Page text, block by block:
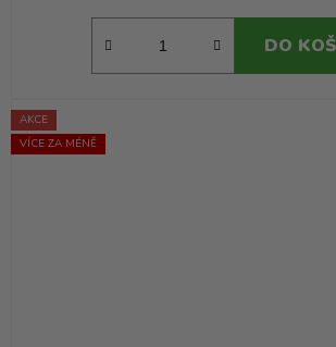
DO
AKCE
VÍCE ZA MÉNĚ